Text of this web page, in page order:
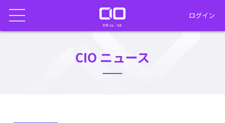
ログイン
CIO ニュース